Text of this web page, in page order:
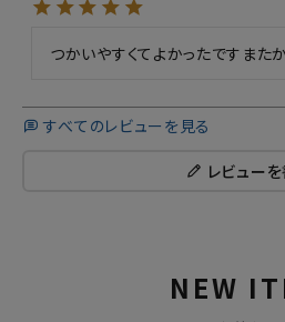
つかいやすくてよかったですまたか
すべてのレビューを見る
レビューを
NEW